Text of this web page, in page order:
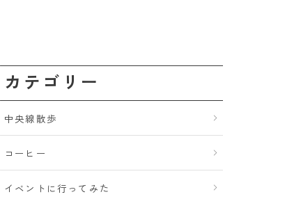
カテゴリー
中央線散歩
コーヒー
イベントに行ってみた